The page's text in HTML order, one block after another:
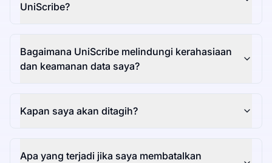
UniScribe?
Bagaimana UniScribe melindungi kerahasiaan
dan keamanan data saya?
Kapan saya akan ditagih?
Apa yang terjadi jika saya membatalkan